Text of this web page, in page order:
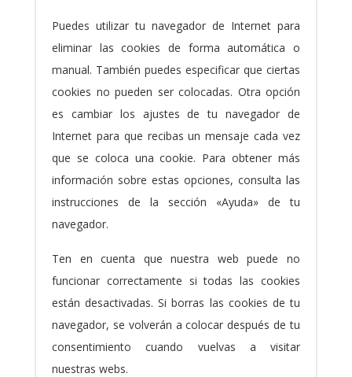
Puedes utilizar tu navegador de Internet para
eliminar las cookies de forma automática o
manual. También puedes especificar que ciertas
cookies no pueden ser colocadas. Otra opción
es cambiar los ajustes de tu navegador de
Internet para que recibas un mensaje cada vez
que se coloca una cookie. Para obtener más
información sobre estas opciones, consulta las
instrucciones de la sección «Ayuda» de tu
navegador.
Ten en cuenta que nuestra web puede no
funcionar correctamente si todas las cookies
están desactivadas. Si borras las cookies de tu
navegador, se volverán a colocar después de tu
consentimiento cuando vuelvas a visitar
nuestras webs.